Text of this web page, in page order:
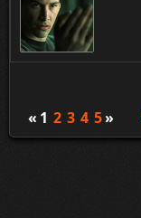
« 1 2 3 4 5»